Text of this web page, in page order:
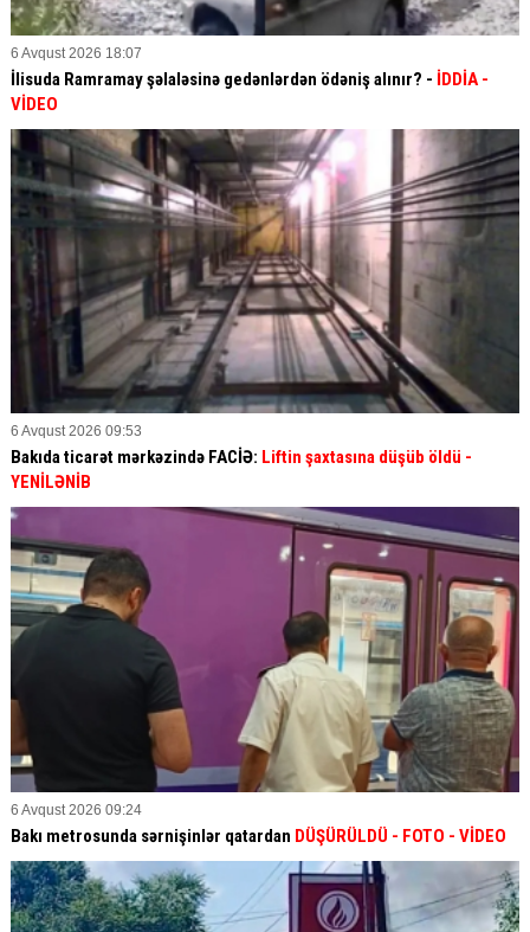
6 Avqust 2026 18:07
İlisuda Ramramay şəlaləsinə gedənlərdən ödəniş alınır? - İDDİA -
VİDEO
6 Avqust 2026 09:53
Bakıda ticarət mərkəzində FACİƏ: Liftin şaxtasına düşüb öldü -
YENİLƏNİB
6 Avqust 2026 09:24
Bakı metrosunda sərnişinlər qatardan DÜŞÜRÜLDÜ - FOTO - VİDEO